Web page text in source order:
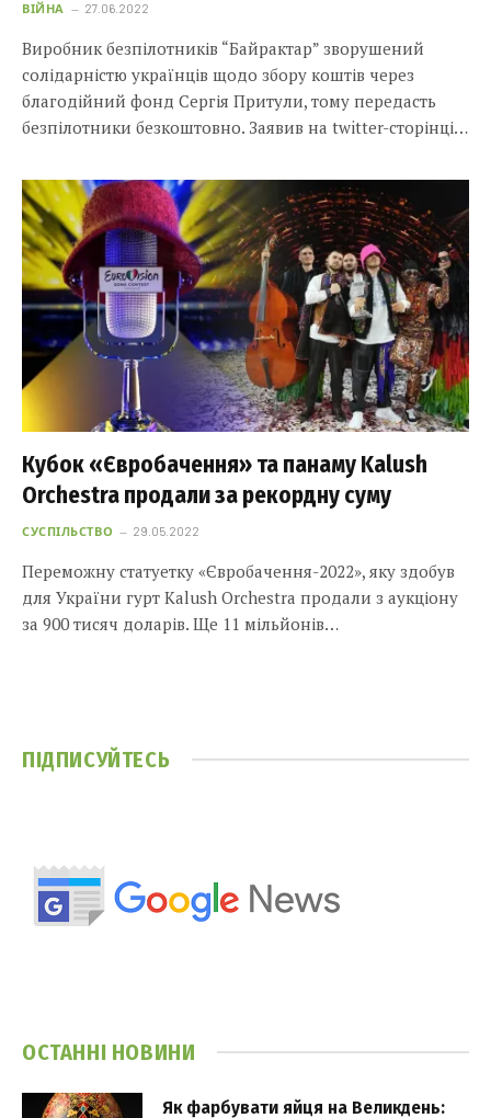
ВІЙНА 27.06.2022
Виробник безпілотників “Байрактар” зворушений
солідарністю українців щодо збору коштів через
благодійний фонд Сергія Притули, тому передасть
безпілотники безкоштовно. Заявив на twitter-сторінці…
Кубок «Євробачення» та панаму Kalush
Orchestra продали за рекордну суму
СУСПІЛЬСТВО 29.05.2022
Переможну статуетку «Євробачення-2022», яку здобув
для України гурт Kalush Orchestra продали з аукціону
за 900 тисяч доларів. Ще 11 мільйонів…
ПІДПИСУЙТЕСЬ
ОСТАННІ НОВИНИ
Як фарбувати яйця на Великдень: